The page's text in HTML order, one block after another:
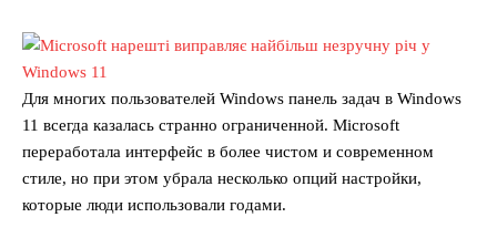
Для многих пользователей Windows панель задач в Windows
11 всегда казалась странно ограниченной. Microsoft
переработала интерфейс в более чистом и современном
стиле, но при этом убрала несколько опций настройки,
которые люди использовали годами.